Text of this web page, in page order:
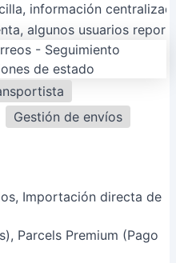
información
algunos usuarios
Gestión de envíos
Importación directa de
Parcels Premium (Pago